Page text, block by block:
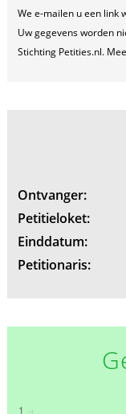
We e-mailen u een link
Uw gegevens worden
Stichting Petities.nl.
Ontvanger:
Petitieloket:
Einddatum:
Petitionaris: